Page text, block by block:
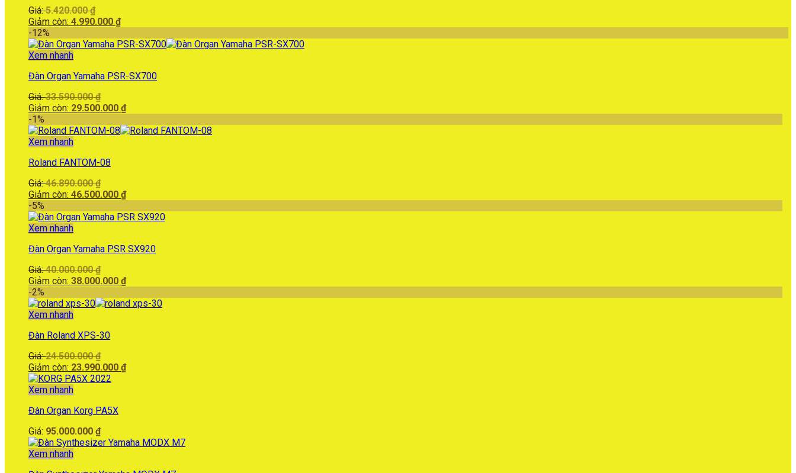
Giá:5.420.000₫
gốc
5.420.000 ₫.
Giảm còn: 4.990.000 ₫Giá
tại
-12%
Xem nhanh
Đàn Organ Yamaha PSR-SX700
Giá:33.590.000₫
gốc
33.590.000 ₫.
Giảm còn: 29.500.000 ₫Giá
tại
-1%
Xem nhanh
Roland FANTOM-08
Giá:46.890.000₫
gốc
46.890.000 ₫.
Giảm còn: 46.500.000 ₫Giá
tại
-5%
Xem nhanh
Đàn Organ Yamaha PSR SX920
Giá:40.000.000₫
gốc
40.000.000 ₫.
Giảm còn: 38.000.000 ₫Giá
tại
-2%
Xem nhanh
Đàn Roland XPS-30
Giá:24.500.000₫
gốc
là:
Giảm còn: 23.990.000 ₫Giá
Xem nhanh
Đàn Organ Korg PA5X
Giá: 95.000.000 ₫
Xem nhanh